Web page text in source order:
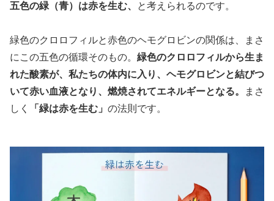
五色の緑（青）は赤を生む、
と考えられるのです。
緑色のクロロフィルと赤色のヘモグロビンの関係は、まさ
にこの五色の循環そのもの。 緑色のクロロフィルから生ま
れた酸素が、私たちの体内に入り、ヘモグロビンと結びつ
いて赤い血液となり、燃焼されてエネルギーとなる。
まさ
しく
「緑は赤を生む」 の法則です。